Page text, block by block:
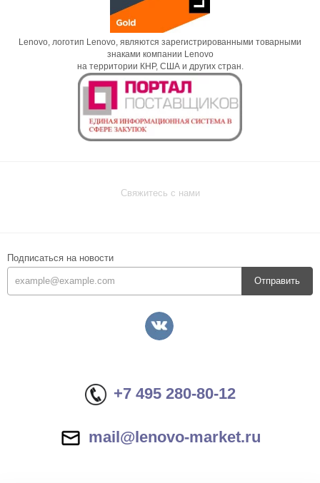
Lenovo, логотип Lenovo, являются зарегистрированными товарными
знаками компании Lenovo
на территории КНР, США и других стран.
Свяжитесь с нами
Подписаться на новости
Отправить
+7 495 280-80-12
mail@lenovo-market.ru